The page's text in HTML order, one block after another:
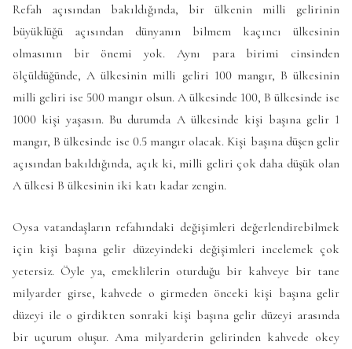
Refah açısından bakıldığında, bir ülkenin milli gelirinin
büyüklüğü açısından dünyanın bilmem kaçıncı ülkesinin
olmasının bir önemi yok. Aynı para birimi cinsinden
ölçüldüğünde, A ülkesinin milli geliri 100 mangır, B ülkesinin
milli geliri ise 500 mangır olsun. A ülkesinde 100, B ülkesinde ise
1000 kişi yaşasın. Bu durumda A ülkesinde kişi başına gelir 1
mangır, B ülkesinde ise 0.5 mangır olacak. Kişi başına düşen gelir
açısından bakıldığında, açık ki, milli geliri çok daha düşük olan
A ülkesi B ülkesinin iki katı kadar zengin.
Oysa vatandaşların refahındaki değişimleri değerlendirebilmek
için kişi başına gelir düzeyindeki değişimleri incelemek çok
yetersiz. Öyle ya, emeklilerin oturduğu bir kahveye bir tane
milyarder girse, kahvede o girmeden önceki kişi başına gelir
düzeyi ile o girdikten sonraki kişi başına gelir düzeyi arasında
bir uçurum oluşur. Ama milyarderin gelirinden kahvede okey